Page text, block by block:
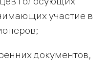
участие в
документов,